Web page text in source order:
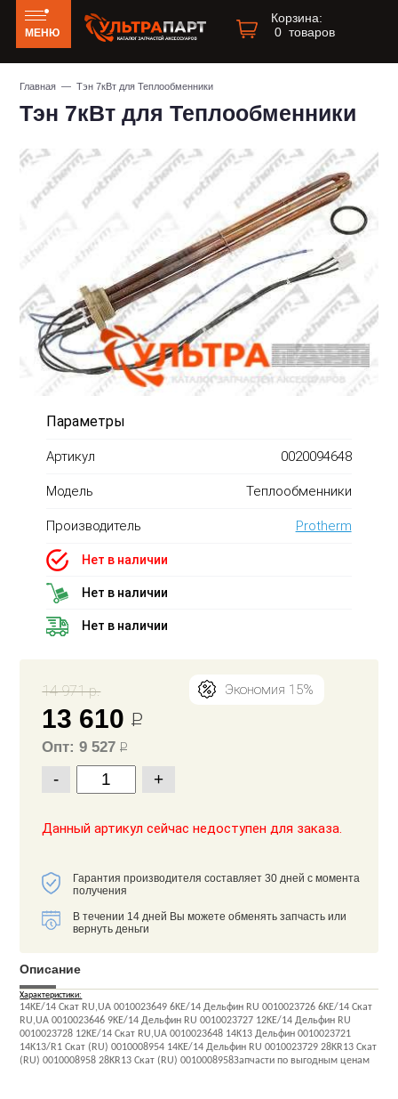
МЕНЮ
Корзина:
0 товаров
Главная — Тэн 7кВт для Теплообменники
Тэн 7кВт для Теплообменники
Параметры
Артикул 0020094648
Модель Теплообменники
Производитель Protherm
Нет в наличии
Нет в наличии
Нет в наличии
14 971 р. Экономия 15%
13 610Р
Опт: 9 527Р
- +
Данный артикул сейчас недоступен для заказа.
Гарантия производителя составляет 30 дней с момента
получения
В течении 14 дней Вы можете обменять запчасть или
вернуть деньги
Описание
Характеристики:
14KE/14 Скат RU,UA 0010023649 6KE/14 Дельфин RU 0010023726 6KE/14 Скат
RU,UA 0010023646 9KE/14 Дельфин RU 0010023727 12KE/14 Дельфин RU
0010023728 12KE/14 Скат RU,UA 0010023648 14K13 Дельфин 0010023721
14K13/R1 Скат (RU) 0010008954 14KE/14 Дельфин RU 0010023729 28KR13 Скат
(RU) 0010008958 28KR13 Скат (RU) 0010008958Запчасти по выгодным ценам